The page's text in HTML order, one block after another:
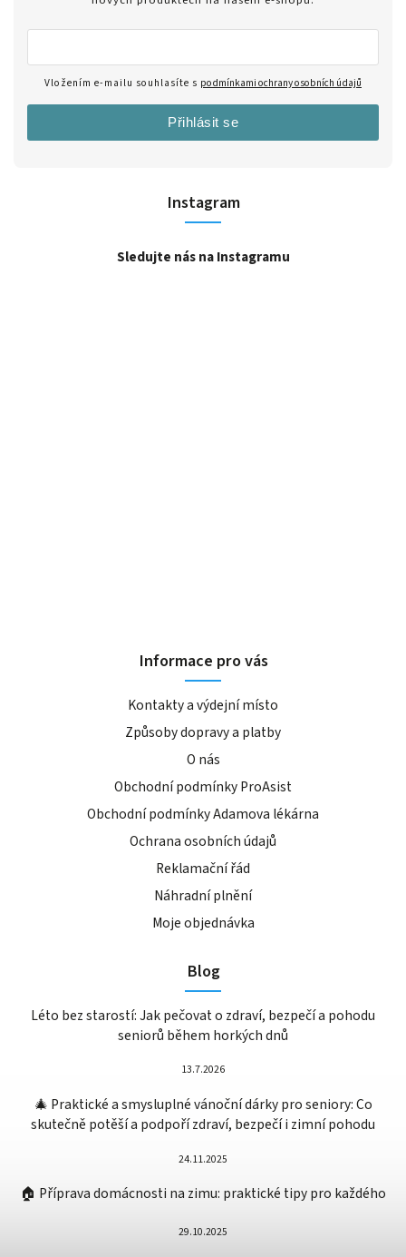
Instagram
Sledujte nás na Instagramu
Informace pro vás
Kontakty a výdejní místo
Způsoby dopravy a platby
O nás
Obchodní podmínky ProAsist
Obchodní podmínky Adamova lékárna
Ochrana osobních údajů
Reklamační řád
Náhradní plnění
Moje objednávka
Vložením e-mailu souhlasíte s podmínkami ochrany osobních údajů
Přihlásit se
Blog
Léto bez starostí: Jak pečovat o zdraví, bezpečí a pohodu
seniorů během horkých dnů
13.7.2026
🎄 Praktické a smysluplné vánoční dárky pro seniory: Co
skutečně potěší a podpoří zdraví, bezpečí i zimní pohodu
24.11.2025
🏠 Příprava domácnosti na zimu: praktické tipy pro každého
29.10.2025